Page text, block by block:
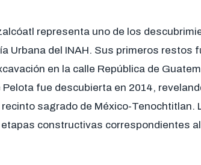
representa uno de los
Urbana del INAH. Sus primeros restos
en la calle República de
fue descubierta en 2014,
sagrado de México-Tenochtitlan.
constructivas correspondientes